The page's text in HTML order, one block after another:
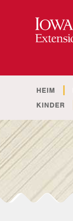
HEIM
KINDER